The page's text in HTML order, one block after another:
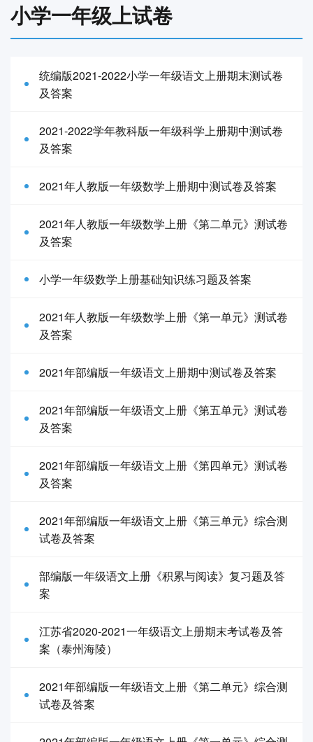
小学一年级上试卷
统编版2021-2022小学一年级语文上册期末测试卷
及答案
2021-2022学年教科版一年级科学上册期中测试卷
及答案
2021年人教版一年级数学上册期中测试卷及答案
2021年人教版一年级数学上册《第二单元》测试卷
及答案
小学一年级数学上册基础知识练习题及答案
2021年人教版一年级数学上册《第一单元》测试卷
及答案
2021年部编版一年级语文上册期中测试卷及答案
2021年部编版一年级语文上册《第五单元》测试卷
及答案
2021年部编版一年级语文上册《第四单元》测试卷
及答案
2021年部编版一年级语文上册《第三单元》综合测
试卷及答案
部编版一年级语文上册《积累与阅读》复习题及答
案
江苏省2020-2021一年级语文上册期末考试卷及答
案（泰州海陵）
2021年部编版一年级语文上册《第二单元》综合测
试卷及答案